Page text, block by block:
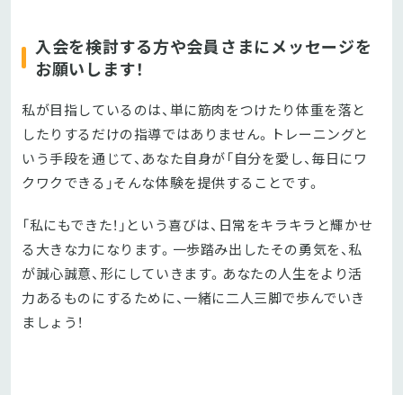
入会を検討する方や会員さまにメッセージを
お願いします！
私が目指しているのは、単に筋肉をつけたり体重を落と
したりするだけの指導ではありません。トレーニングと
いう手段を通じて、あなた自身が「自分を愛し、毎日にワ
クワクできる」そんな体験を提供することです。
「私にもできた！」という喜びは、日常をキラキラと輝かせ
る大きな力になります。一歩踏み出したその勇気を、私
が誠心誠意、形にしていきます。あなたの人生をより活
力あるものにするために、一緒に二人三脚で歩んでいき
ましょう！